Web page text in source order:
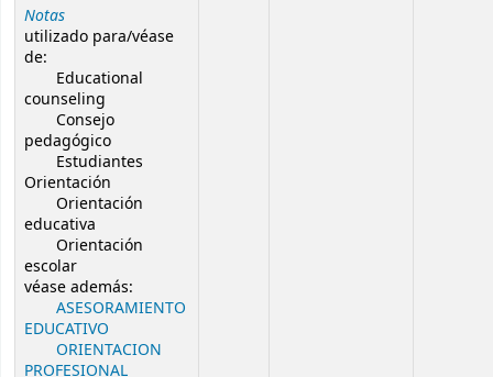
Notas
utilizado para/véase
de:
Educational
counseling
Consejo
pedagógico
Estudiantes
Orientación
Orientación
educativa
Orientación
escolar
véase además:
ASESORAMIENTO
EDUCATIVO
ORIENTACION
PROFESIONAL